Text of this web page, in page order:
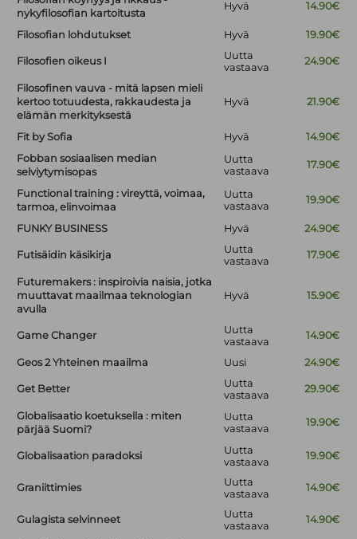
nykyfilosofian kartoitusta
Hyvä 14.90€
Filosofian lohdutukset Hyvä 19.90€
Filosofien oikeus I
Uutta
vastaava
24.90€
Filosofinen vauva - mitä lapsen mieli
kertoo totuudesta, rakkaudesta ja
elämän merkityksestä
Hyvä 21.90€
Fit by Sofia Hyvä
14.90€
Fobban sosiaalisen median
selviytymisopas
Uutta
vastaava
17.90€
Functional training : vireyttä, voimaa,
tarmoa, elinvoimaa
Uutta
vastaava
19.90€
FUNKY BUSINESS Hyvä 24.90€
Futisäidin käsikirja
Uutta
vastaava
17.90€
Futuremakers : inspiroivia naisia, jotka
muuttavat maailmaa teknologian
avulla
Hyvä 15.90€
Game Changer
Uutta
vastaava
14.90€
Geos 2 Yhteinen maailma Uusi 24.90€
Get Better
Uutta
vastaava
29.90€
Globalisaatio koetuksella : miten
pärjää Suomi?
Uutta
vastaava
19.90€
Globalisaation paradoksi
Uutta
vastaava
19.90€
Graniittimies
Uutta
vastaava
14.90€
Gulagista selvinneet
Uutta
vastaava
14.90€